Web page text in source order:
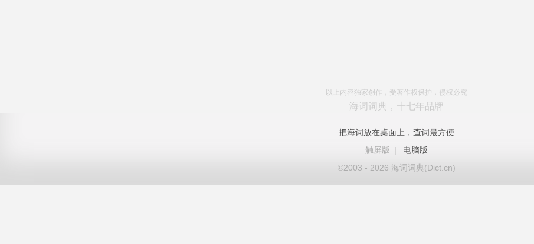
以上内容独家创作，受著作权保护，侵权必究
海词词典，十七年品牌
把海词放在桌面上，查词最方便
触屏版
|
电脑版
©2003 - 2026 海词词典(Dict.cn)